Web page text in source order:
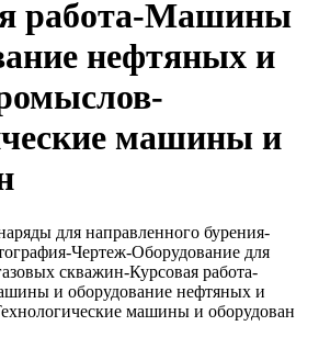
работа-Машины
нефтяных и
машины и